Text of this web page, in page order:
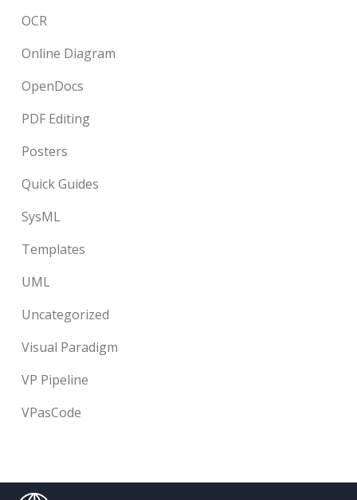
OCR
Online Diagram
OpenDocs
PDF Editing
Posters
Quick Guides
SysML
Templates
UML
Uncategorized
Visual Paradigm
VP Pipeline
VPasCode